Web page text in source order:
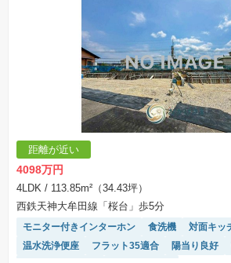
距離が近い
4098万円
4LDK / 113.85m²（34.43坪）
西鉄天神大牟田線「桜台」歩5分
モニター付きインターホン 食洗機 対面キッ
温水洗浄便座
フラット35適合 陽当り良好